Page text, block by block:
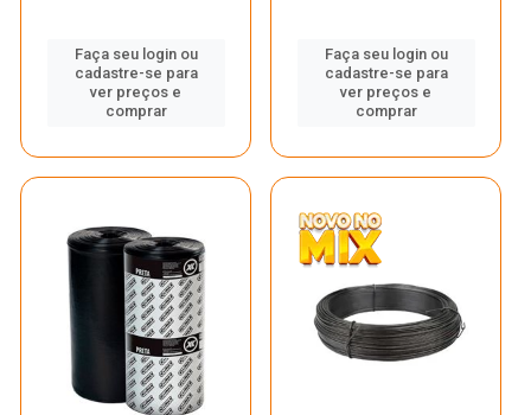
Faça seu login ou
cadastre-se para
ver preços e
comprar
Faça seu login ou
cadastre-se para
ver preços e
comprar